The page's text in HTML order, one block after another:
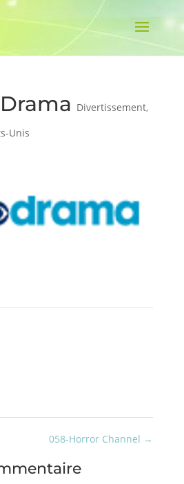
Divertissement,
Unis
058-Horror Channel →